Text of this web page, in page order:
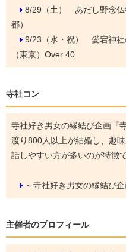
8/29（土） あだし野念
都）
9/23（水・祝） 愛宕神
（東京）Over 40
寺社コン
寺社好き男女の縁結び企画『
渡り800人以上が結婚し、趣
話しやすい方が多いのが特徴で
～寺社好き男女の縁結び
主催者のプロフィール